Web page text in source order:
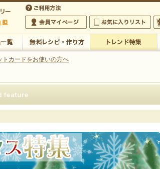
トカードをお使いの方へ